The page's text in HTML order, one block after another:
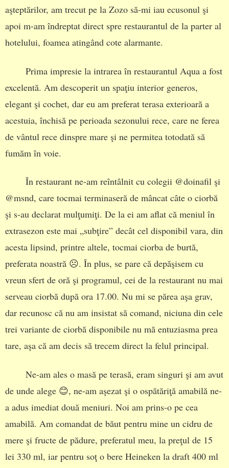
aşteptărilor, am trecut pe la Zozo să-mi iau ecusonul şi
apoi m-am îndreptat direct spre restaurantul de la parter al
hotelului, foamea atingând cote alarmante.
Prima impresie la intrarea în restaurantul Aqua a fost
excelentă. Am descoperit un spaţiu interior generos,
elegant şi cochet, dar eu am preferat terasa exterioară a
acestuia, închisă pe perioada sezonului rece, care ne ferea
de vântul rece dinspre mare şi ne permitea totodată să
fumăm în voie.
În restaurant ne-am reîntâlnit cu colegii @doinafil şi
@msnd, care tocmai terminaseră de mâncat câte o ciorbă
şi s-au declarat mulţumiţi. De la ei am aflat că meniul în
extrasezon este mai „subţire” decât cel disponibil vara, din
acesta lipsind, printre altele, tocmai ciorba de burtă,
preferata noastră ☹. În plus, se pare că depăşisem cu
vreun sfert de oră şi programul, cei de la restaurant nu mai
serveau ciorbă după ora 17.00. Nu mi se părea aşa grav,
dar recunosc că nu am insistat să comand, niciuna din cele
trei variante de ciorbă disponibile nu mă entuziasma prea
tare, aşa că am decis să trecem direct la felul principal.
Ne-am ales o masă pe terasă, eram singuri şi am avut
de unde alege 😊, ne-am aşezat şi o ospătăriţă amabilă ne-
a adus imediat două meniuri. Noi am prins-o pe cea
amabilă. Am comandat de băut pentru mine un cidru de
mere şi fructe de pădure, preferatul meu, la preţul de 15
lei 330 ml, iar pentru soţ o bere Heineken la draft 400 ml